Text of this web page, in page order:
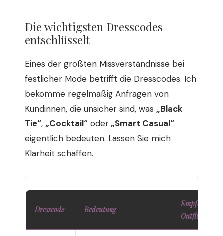
Die wichtigsten Dresscodes
entschlüsselt
Eines der größten Missverständnisse bei
festlicher Mode betrifft die Dresscodes. Ich
bekomme regelmäßig Anfragen von
Kundinnen, die unsicher sind, was „Black
Tie“, „Cocktail“ oder „Smart Casual“
eigentlich bedeuten. Lassen Sie mich
Klarheit schaffen.
Dresscode Bedeutung
Empfohlene
Outfits